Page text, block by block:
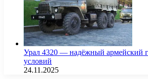
Урал 4320 — надёжный армейский
условий
24.11.2025